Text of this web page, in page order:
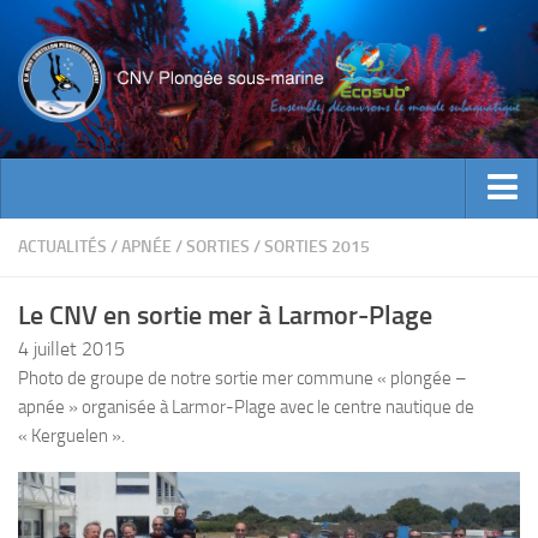
ACTUALITES
INFOS CNV
Bienvenue
Contacts
Encadrement
Historique
ACTUALITÉS /APNÉE /SORTIES /SORTIES 2015
Le CNV en sortie mer à Larmor-Plage
4 juillet 2015
Photo de groupe de notre sortie mer commune « plongée –
apnée » organisée à Larmor-Plage avec le centre nautique de
« Kerguelen ».